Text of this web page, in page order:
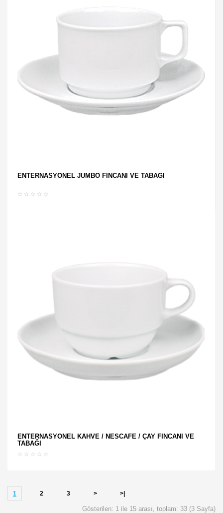
ENTERNASYONEL JUMBO FİNCANI VE TABAĞI
ENTERNASYONEL KAHVE / NESCAFE / ÇAY FİNCANI VE
TABAĞI
1 2 3 > >|
Gösterilen: 1 ile 15 arası, toplam: 33 (3 Sayfa)